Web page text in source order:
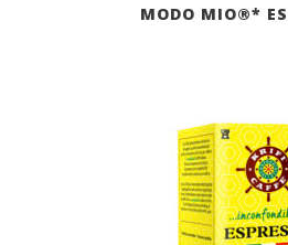
MODO MIO®*